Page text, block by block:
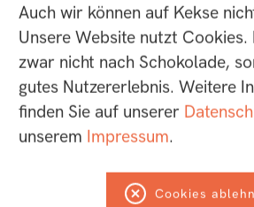
brauchen wir nun ein neues
Elementen, Content und User
verschwimmt die Grenze
Layout und Umsetzung
ohne Kenntnisse der Technik
Unmöglichkeit.
Dank Responsive Webdesign
Auch wir können auf Kekse
Unsere Website nutzt Cookies.
zwar nicht nach Schokolade,
gutes Nutzererlebnis. Weitere
finden Sie auf unserer
unserem Impressum.
Cookies